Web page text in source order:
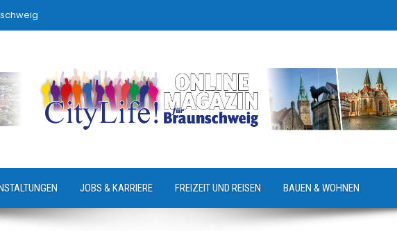
JOBS & KARRIERE FREIZEIT UND REISEN BAUEN & WOHNEN